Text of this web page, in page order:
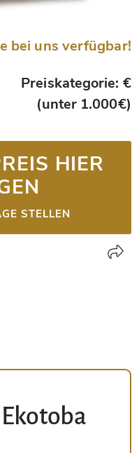
bei uns verfügbar!
Preiskategorie: €
(unter 1.000€)
HIER
STELLEN
Editionen (1)